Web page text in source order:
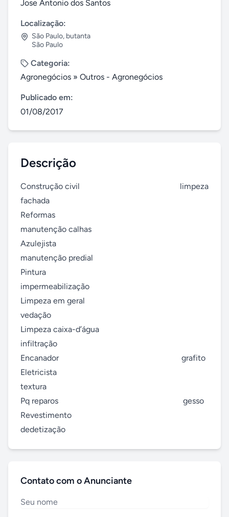
Jose Antonio dos Santos
Localização:
São Paulo, butanta
São Paulo
Categoria:
Agronegócios » Outros - Agronegócios
Publicado em:
01/08/2017
Descrição
Construção civil                                                 limpeza
fachada
Reformas
manutenção calhas
Azulejista
manutenção predial
Pintura
impermeabilização
Limpeza em geral
vedação
Limpeza caixa-d’água
infiltração
Encanador                                                            grafito
Eletricista
textura
Pq reparos                                                             gesso
Revestimento
dedetização
Contato com o Anunciante